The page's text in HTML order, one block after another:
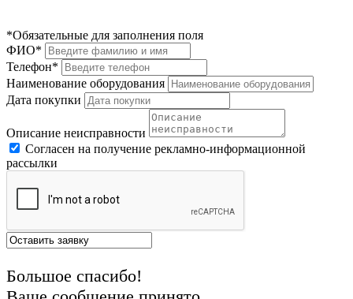
*Обязательные для заполнения поля
ФИО*
Телефон*
Наименование оборудования
Дата покупки
Описание неисправности
Согласен на получение рекламно-информационной
рассылки
Большое спасибо!